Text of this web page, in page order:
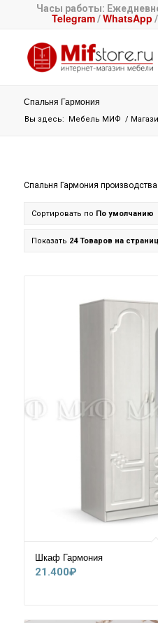
Часы работы:
Telegram/WhatsApp /
Спальня Гармония
Вы здесь: Мебель МИФ /
Спальня Гармония
Сортировать по По умолчанию
Показать 24 Товаров на
Шкаф Гармония
21.400₽